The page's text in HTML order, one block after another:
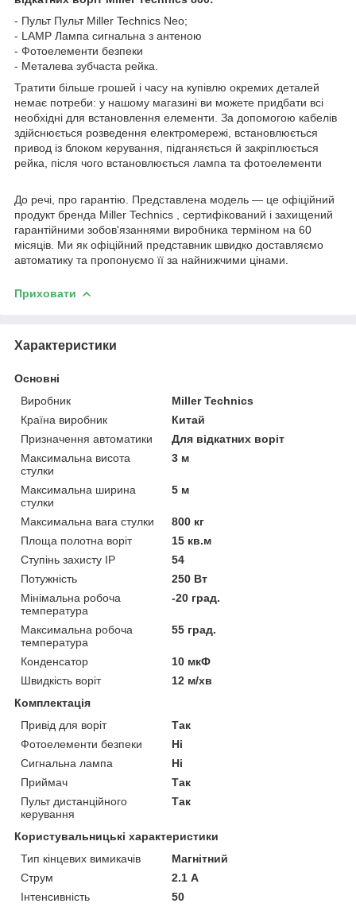
- Пульт Пульт Miller Technics Neo;
- LAMP Лампа сигнальна з антеною
- Фотоелементи безпеки
- Металева зубчаста рейка.
Тратити більше грошей і часу на купівлю окремих деталей
немає потреби: у нашому магазині ви можете придбати всі
необхідні для встановлення елементи. За допомогою кабелів
здійснюється розведення електромережі, встановлюється
привод із блоком керування, підганяється й закріплюється
рейка, після чого встановлюється лампа та фотоелементи
До речі, про гарантію. Представлена модель — це офіційний
продукт бренда Miller Technics , сертифікований і захищений
гарантійними зобов'язаннями виробника терміном на 60
місяців. Ми як офіційний представник швидко доставляємо
автоматику та пропонуємо її за найнижчими цінами.
Приховати
Характеристики
Основні
Виробник
Miller Technics
Країна виробник
Китай
Призначення автоматики
Для відкатних воріт
Максимальна висота
стулки
3 м
Максимальна ширина
стулки
5 м
Максимальна вага стулки
800 кг
Площа полотна воріт
15 кв.м
Ступінь захисту IP
54
Потужність
250 Вт
Мінімальна робоча
температура
-20 град.
Максимальна робоча
температура
55 град.
Конденсатор
10 мкФ
Швидкість воріт
12 м/хв
Комплектація
Привід для воріт
Так
Фотоелементи безпеки
Ні
Сигнальна лампа
Ні
Приймач
Так
Пульт дистанційного
керування
Так
Користувальницькі характеристики
Тип кінцевих вимикачів
Магнітний
Струм
2.1 А
Інтенсивність
50